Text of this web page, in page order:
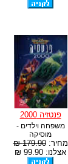
פנטזיה 2000
משפחה וילדים -
מוסיקה
מחיר:179.90 ₪
אצלנו: 99.90 ₪